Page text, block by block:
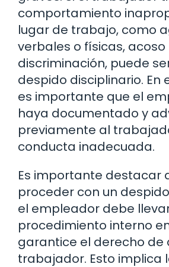
comportamiento
lugar de trabajo, como
verbales o físicas,
discriminación, puede
despido disciplinario. En
es importante que el
haya documentado y
previamente al
conducta inadecuada.
Es importante destacar
proceder con un
el empleador debe
procedimiento interno
garantice el derecho de
trabajador. Esto implica